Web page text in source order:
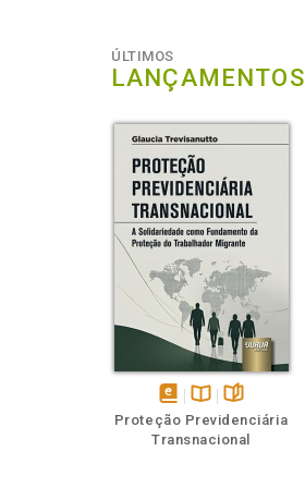
ÚLTIMOS
LANÇAMENTOS
disponível
em
Disponível
na
páginas
Proteção Previdenciária
Transnacional
Também